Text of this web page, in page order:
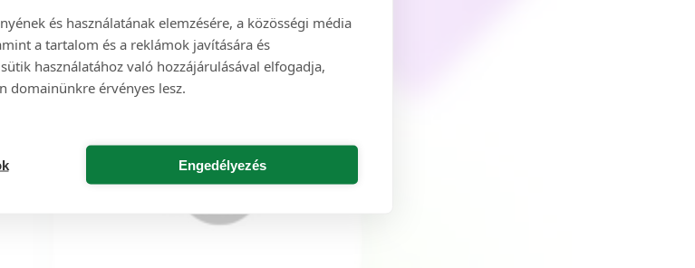
és használatának elemzésére, a közösségi média
a tartalom és a reklámok javítására és
használatához való hozzájárulásával elfogadja,
domainünkre érvényes lesz.
Engedélyezés